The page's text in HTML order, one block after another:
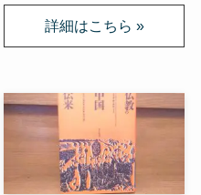
南アジアの仏教
界文学